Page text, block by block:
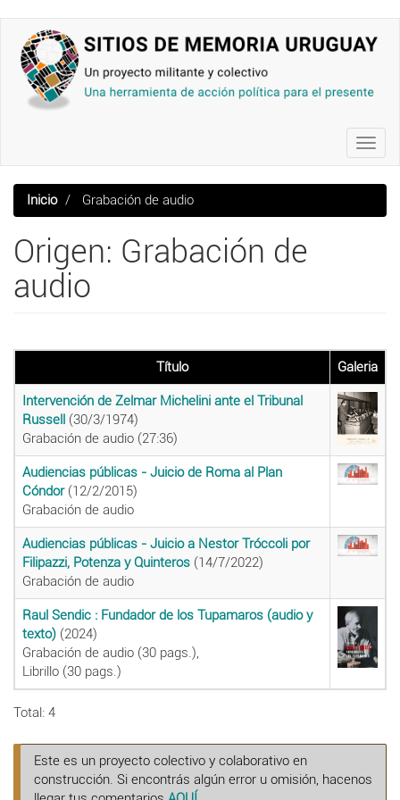
contenido
principal
Inicio Grabación de audio
Origen: Grabación de
audio
Título Galeria
Intervención de Zelmar Michelini ante el Tribunal
Russell (30/3/1974)
Grabación de audio (27:36)
Audiencias públicas - Juicio de Roma al Plan
Cóndor(12/2/2015)
Grabación de audio
Audiencias públicas - Juicio a Nestor Tróccoli por
Filipazzi, Potenza y Quinteros (14/7/2022)
Grabación de audio
Raul Sendic : Fundador de los Tupamaros (audio y
texto) (2024)
Grabación de audio (30 pags.),
Librillo (30 pags.)
Total: 4
Este es un proyecto colectivo y colaborativo en
construcción. Si encontrás algún error u omisión, hacenos